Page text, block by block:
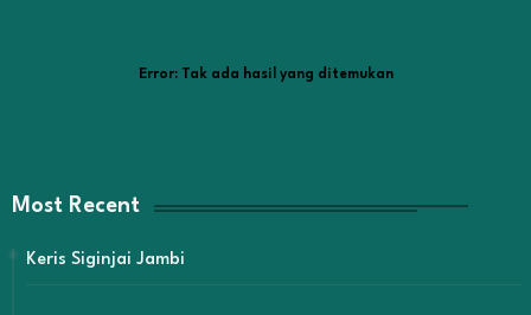
Error:Tak ada hasil yang ditemukan
Most Recent
Keris Siginjai Jambi